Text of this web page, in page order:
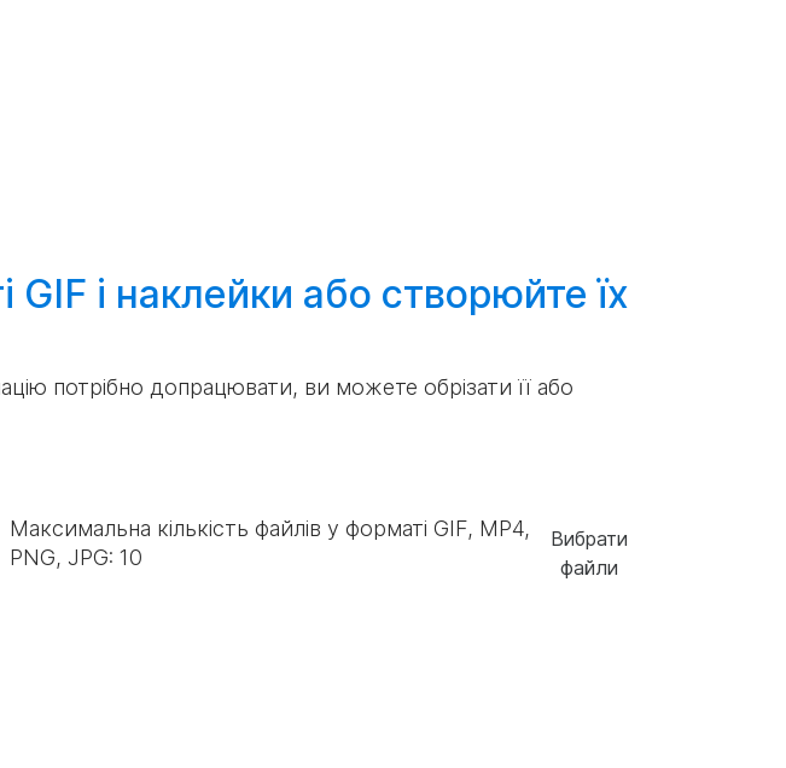
і наклейки або створюйте їх
потрібно допрацювати, ви можете обрізати її або
Максимальна кількість файлів у форматі GIF, MP4,
PNG, JPG:10
Вибрати
файли